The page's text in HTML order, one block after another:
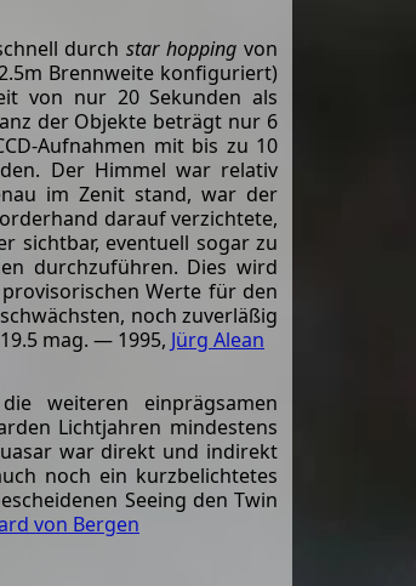
durchstar hopping von
Brennweite konfiguriert)
von nur 20 Sekunden als
der Objekte beträgt nur 6
Aufnahmen mit bis zu 10
Der Himmel war relativ
im Zenit stand, war der
darauf verzichtete,
sichtbar, eventuell sogar zu
durchzuführen. Dies wird
Werte für den
noch zuverläßig
mag. — 1995, Jürg Alean
weiteren einprägsamen
Lichtjahren mindestens
war direkt und indirekt
noch ein kurzbelichtetes
Seeing den Twin
von Bergen